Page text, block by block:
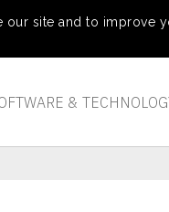
site and to improve
&